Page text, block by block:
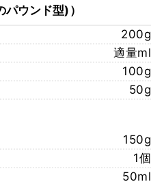
ウンド型) ）
200g
適量ml
100g
50g
150g
1個
50ml